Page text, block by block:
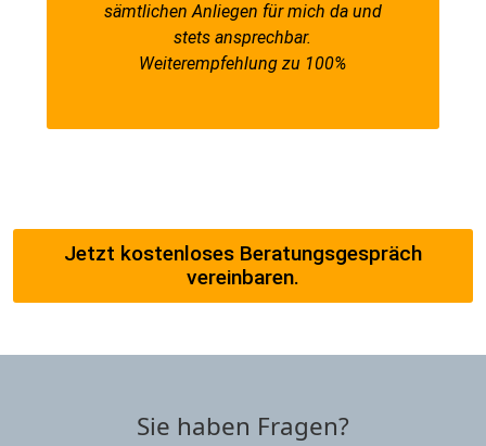
sämtlichen Anliegen für mich da und
stets ansprechbar.
Weiterempfehlung zu 100%
Jetzt kostenloses Beratungsgespräch
vereinbaren.
Sie haben Fragen?